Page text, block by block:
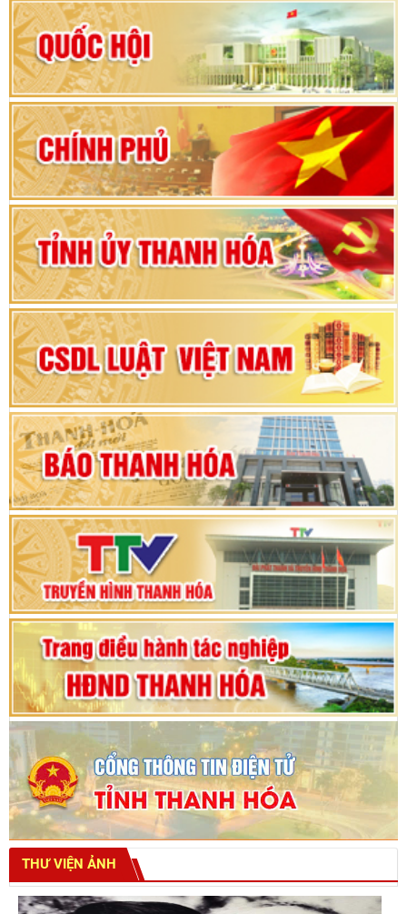
Hướng dẫn quy trình bỏ phiếu bầu cử ĐBQH
khoá XVI và đại biểu HĐND các cấp nhiệm kỳ
2026-2031
80 năm Quốc hội Việt Nam: vì lợi ích Nhân dân,
vì sự phát triển của đất nước
Bộ Chính trị duyệt nội dung Đại hội đại biểu
Đảng bộ tỉnh Thanh Hóa lần thứ XX, nhiệm kỳ
2025 - 2030
Đại hội đại biểu Đảng bộ xã Yên Thọ lần thứ I,
nhiệm kỳ 2025 – 2030
Đại hội Đảng bộ xã Yên Ninh lần thứ nhất,
nhiệm kỳ 2025 - 2030
Khai mạc Kỳ họp bất thường lần thứ 9, Quốc
hội khóa XV
Phiên thảo luận Kỳ họp thứ 24, HĐND tỉnh
Thanh Hóa khóa XVIII, nhiệm kỳ 2021 - 2026
Bế mạc Kỳ họp thứ hai bốn, Hội đồng nhân dân
tỉnh khoá XVIII
THƯ VIỆN ẢNH